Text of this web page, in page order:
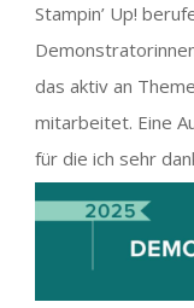
Stampin’ Up!
das aktiv an
mitarbeitet. Eine
für die ich sehr